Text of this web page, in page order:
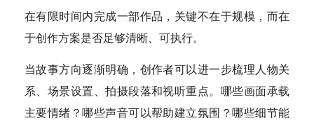
在有限时间内完成一部作品，关键不在于规模，而在
于创作方案是否足够清晰、可执行。
当故事方向逐渐明确，创作者可以进一步梳理人物关
系、场景设置、拍摄段落和视听重点。哪些画面承载
主要情绪？哪些声音可以帮助建立氛围？哪些细节能